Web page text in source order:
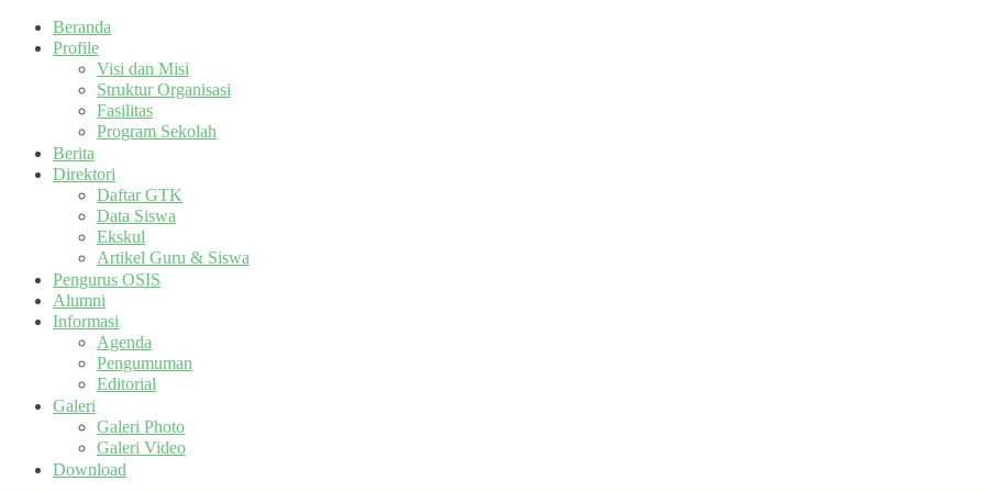
Beranda
Profile
Visi dan Misi
Struktur Organisasi
Fasilitas
Program Sekolah
Berita
Direktori
Daftar GTK
Data Siswa
Ekskul
Artikel Guru & Siswa
Pengurus OSIS
Alumni
Informasi
Agenda
Pengumuman
Editorial
Galeri
Galeri Photo
Galeri Video
Download